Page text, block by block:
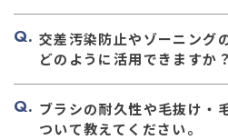
交差汚染防止やゾーニング
どのように活用できますか？
ブラシの耐久性や毛抜け・
ついて教えてください。